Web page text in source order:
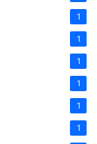
1
1
1
1
1
1